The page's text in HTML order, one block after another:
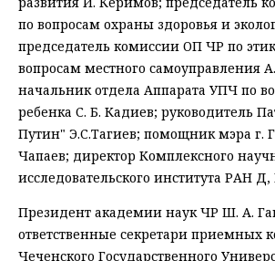
по вопросам охраны здоровья и
председатель комиссии ОП ЧР по
вопросам местного самоуправления
начальник отдела Аппарата УПЧ по
ребенка С. Б. Кадиев; руководитель
Путин" Э.С.Тагиев; помощник мэра г.
Чапаев; директор Комплексного
исследовательского института РАН Д,
Президент академии наук ЧР Ш. А.
ответственные секретари приемных
Чеченского Государственного